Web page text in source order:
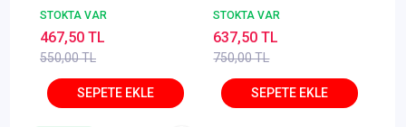
Alper Çağrı Yılmaz,
Lale Ayhan İzmirli
STOKTA VAR
550,00 TL
467,50 TL
Toroslu, Haluk Toroslu
Metin Feyzioğlu Eylül
2025
STOKTA VAR
750,00 TL
637,50 TL